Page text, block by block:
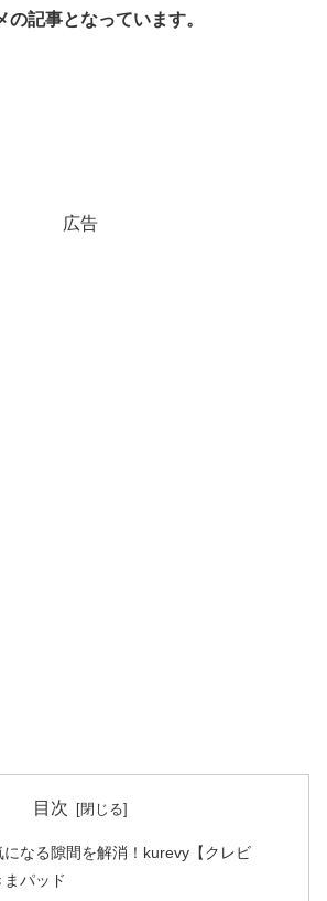
記事となっています。
広告
目次
になる隙間を解消！kurevy【クレビ
パッド